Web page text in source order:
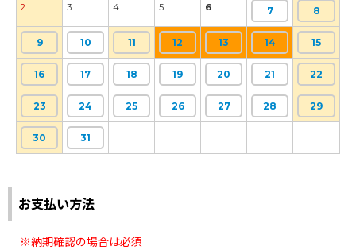
2 3 4 5 6 7 8
9 10 11 12 13 14 15
16 17 18 19 20 21 22
23 24 25 26 27 28 29
30 31
お支払い方法
※納期確認の場合は必須